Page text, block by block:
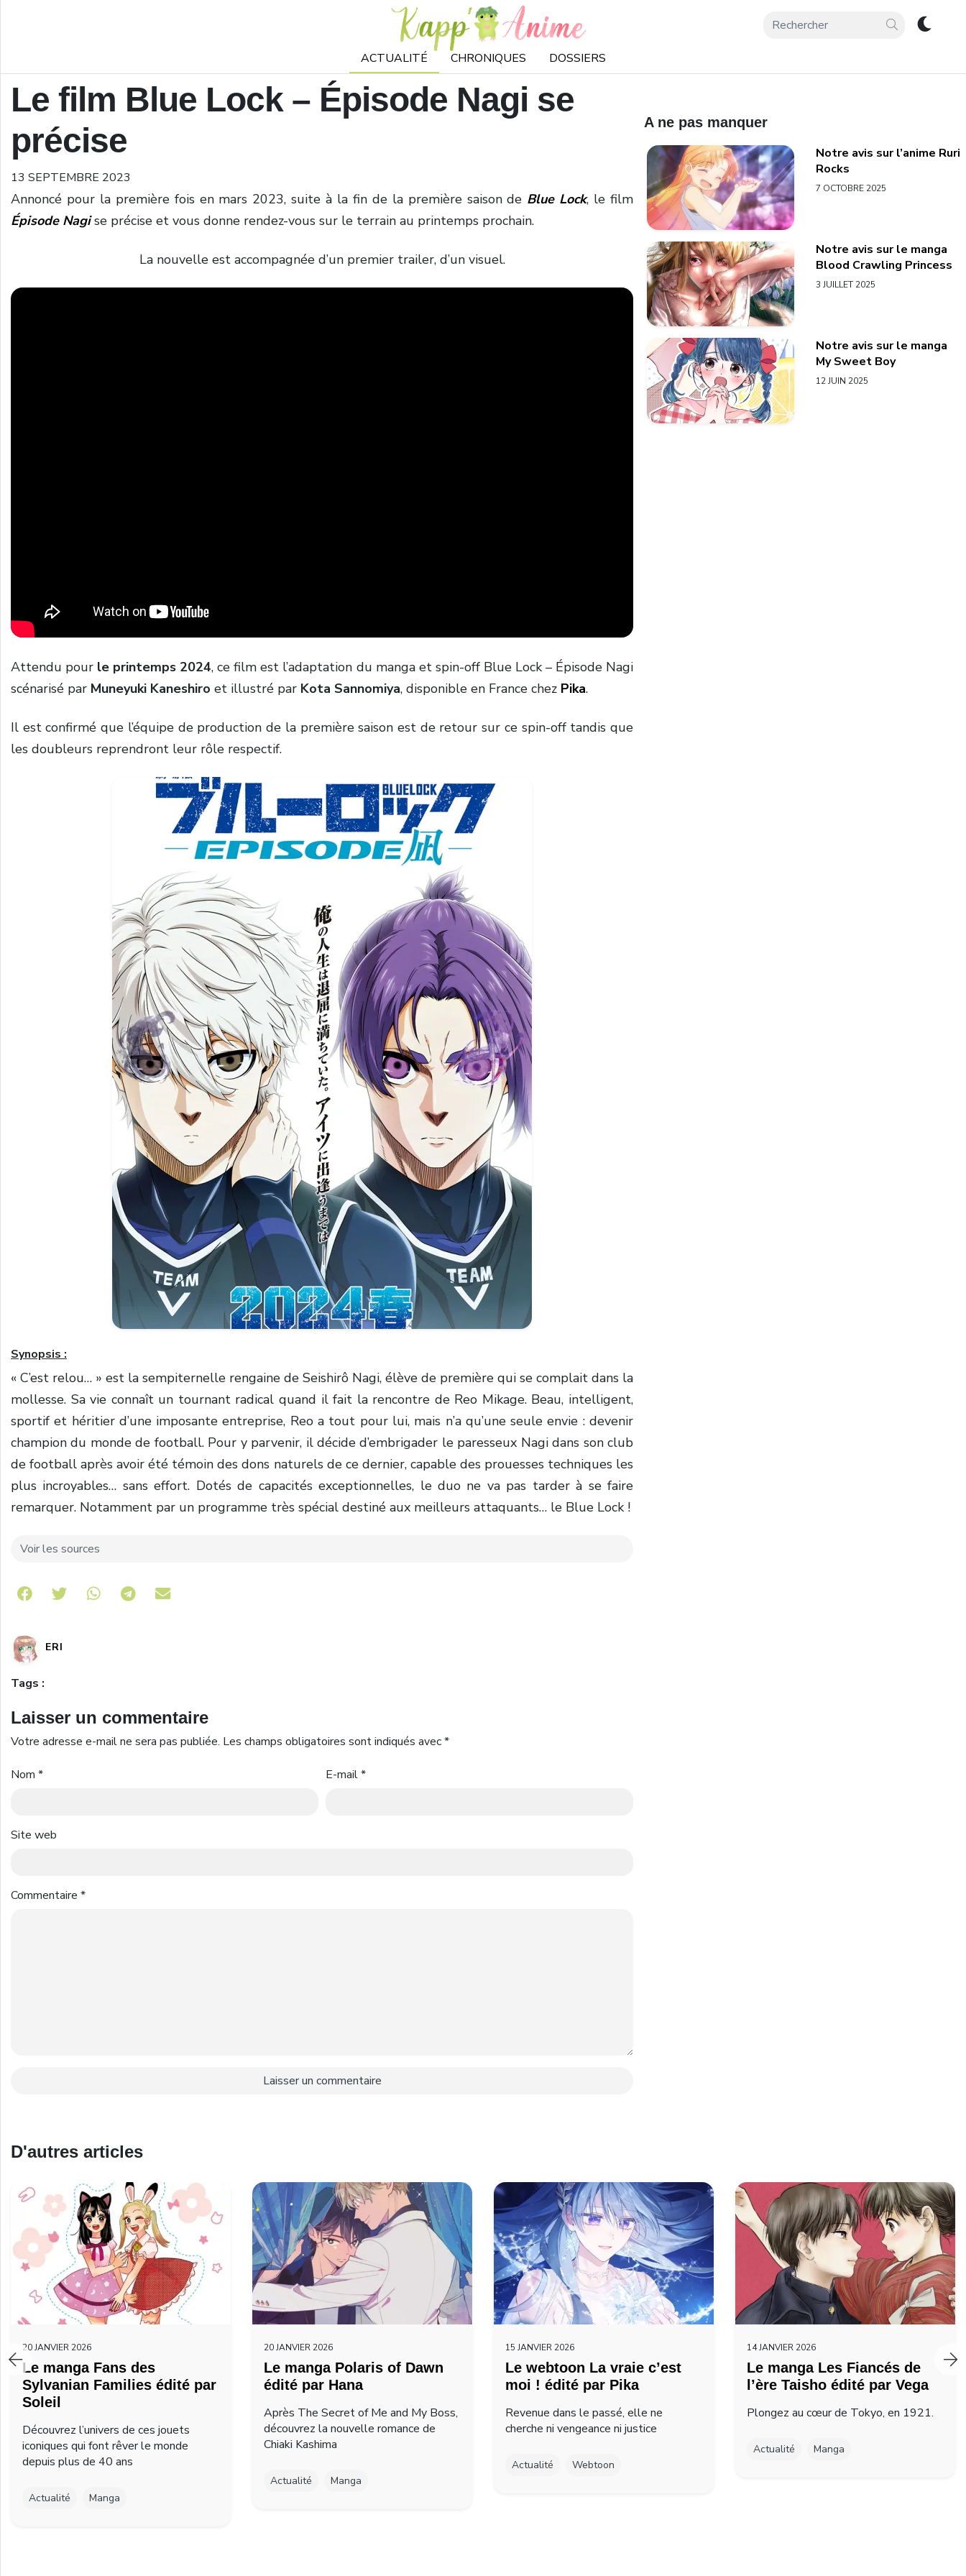
ACTUALITÉ CHRONIQUES DOSSIERS
Le film Blue Lock – Épisode Nagi se
précise
13 SEPTEMBRE 2023
Annoncé pour la première fois en mars 2023, suite à la fin de la première saison de Blue Lock, le film
Épisode Nagise précise et vous donne rendez-vous sur le terrain au printemps prochain.
La nouvelle est accompagnée d’un premier trailer, d’un visuel.
Attendu pour le printemps 2024, ce film est l’adaptation du manga et spin-off Blue Lock – Épisode Nagi
scénarisé par Muneyuki Kaneshiro et illustré par Kota Sannomiya, disponible en France chez Pika.
Il est confirmé que l’équipe de production de la première saison est de retour sur ce spin-off tandis que
les doubleurs reprendront leur rôle respectif.
Synopsis :
« C’est relou… » est la sempiternelle rengaine de Seishirô Nagi, élève de première qui se complait dans la
mollesse. Sa vie connaît un tournant radical quand il fait la rencontre de Reo Mikage. Beau, intelligent,
sportif et héritier d’une imposante entreprise, Reo a tout pour lui, mais n’a qu’une seule envie : devenir
champion du monde de football. Pour y parvenir, il décide d’embrigader le paresseux Nagi dans son club
de football après avoir été témoin des dons naturels de ce dernier, capable des prouesses techniques les
plus incroyables… sans effort. Dotés de capacités exceptionnelles, le duo ne va pas tarder à se faire
remarquer. Notamment par un programme très spécial destiné aux meilleurs attaquants… le Blue Lock !
Voir les sources
Share on Telegram
ERI
Tags :
Laisser un commentaire
Votre adresse e-mail ne sera pas publiée. Les champs obligatoires sont indiqués avec*
Nom * E-mail*
Site web
Commentaire *
A ne pas manquer
Notre avis sur l’anime Ruri
Rocks
7 OCTOBRE 2025
Notre avis sur le manga
Blood Crawling Princess
3 JUILLET 2025
Notre avis sur le manga
My Sweet Boy
12 JUIN 2025
D'autres articles
20 JANVIER 2026
Le manga Fans des
Sylvanian Families édité par
Soleil
Découvrez l’univers de ces jouets
iconiques qui font rêver le monde
depuis plus de 40 ans
Actualité Manga
20 JANVIER 2026
Le manga Polaris of Dawn
édité par Hana
Après The Secret of Me and My Boss,
découvrez la nouvelle romance de
Chiaki Kashima
Actualité Manga
15 JANVIER 2026
Le webtoon La vraie c’est
moi ! édité par Pika
Revenue dans le passé, elle ne
cherche ni vengeance ni justice
Actualité Webtoon
14 JANVIER 2026
Le manga Les Fiancés de
l’ère Taisho édité par Vega
Plongez au cœur de Tokyo, en 1921.
Actualité Manga